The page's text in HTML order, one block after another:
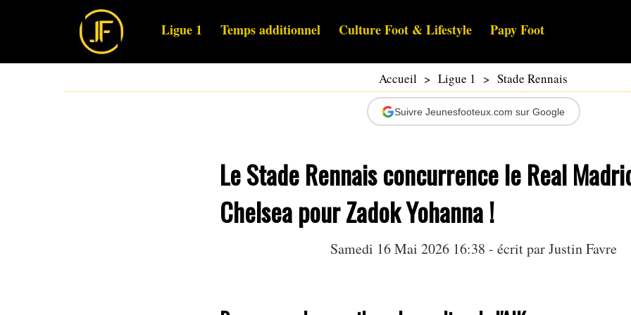
Ligue 1 Temps additionnel Culture Foot & Lifestyle Papy Foot
Accueil > Ligue 1 > Stade Rennais
Suivre Jeunesfooteux.com sur Google
Le Stade Rennais concurrence le Real
Chelsea pour Zadok Yohanna !
Samedi 16 Mai 2026 16:38 - écrit parJustin Favre